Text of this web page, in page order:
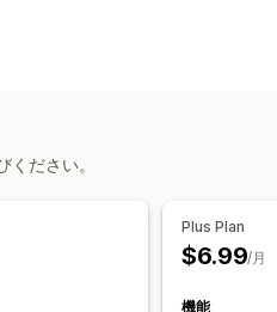
ください。
Plus Plan
$6.99/月
機能